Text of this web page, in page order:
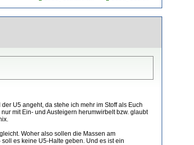
U5 angeht, da stehe ich mehr im Stoff als Euch
mit Ein- und Austeigern herumwirbelt bzw. glaubt
Woher also sollen die Massen am
es keine U5-Halte geben. Und es ist ein